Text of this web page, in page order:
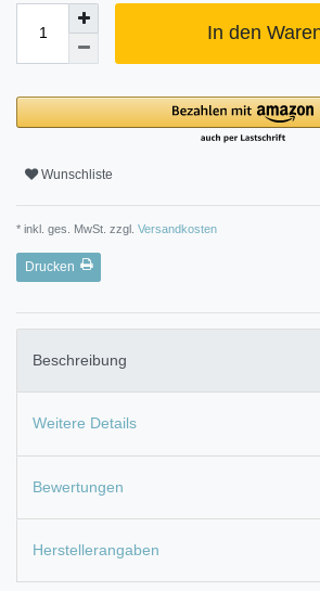
In den
Wunschliste
* inkl. ges. MwSt. zzgl. Versandkosten
Drucken
Beschreibung
Weitere Details
Bewertungen
Herstellerangaben